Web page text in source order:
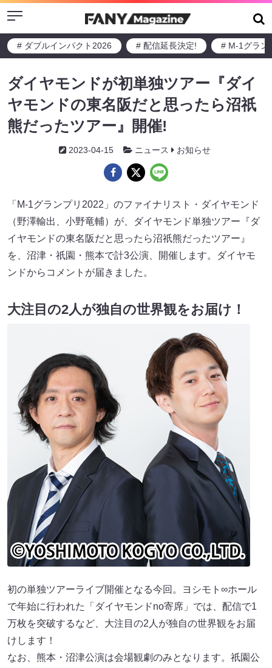
Menu
# ダブルインパクト2026 # 配信延長決定! # M-1グラン
ダイヤモンドが初単独ツアー『ダイ
ヤモンドの東名阪だと思ったら沼祇
熊だったツアー』開催!
2023-04-15 ニュース お知らせ
「M-1グランプリ2022」のファイナリスト・ダイヤモンド
（野澤輸出、小野竜輔）が、ダイヤモンド単独ツアー『ダ
イヤモンドの東名阪だと思ったら沼祇熊だったツアー』
を、沼津・祇園・熊本で計3公演、開催します。ダイヤモ
ンドからコメントが届きました。
大注目の2人が独自の世界観をお届け！
初の単独ツアーライブ開催となる今回。ヨシモト∞ホール
で年始に行われた「ダイヤモンドno寄席」では、配信で1
万枚を突破するなど、大注目の2人が独自の世界観をお届
けします！
なお、熊本・沼津公演は会場観劇のみとなります。祇園公